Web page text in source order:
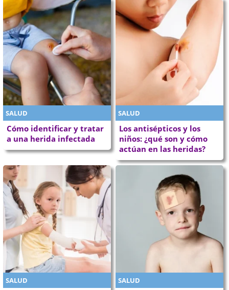
SALUD
Cómo identificar y tratar
a una herida infectada
SALUD
Los antisépticos y los
niños: ¿qué son y cómo
actúan en las heridas?
SALUD SALUD